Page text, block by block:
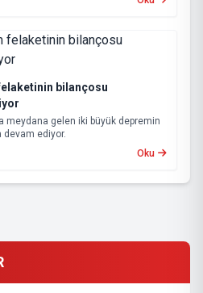
karşı karşıya gelecek.
bilançosu
meydana gelen iki büyük depremin
devam ediyor.
Oku